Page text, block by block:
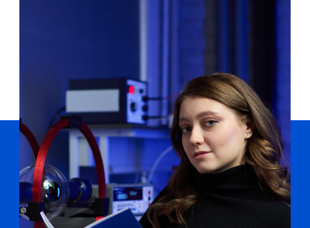
— К нам на факультет поступают очень
одаренные абитуриенты, проходной балл
обычно — около 300 и больше, —
отмечаетМихаил Мухин . — Многие из
них — олимпиадники, которые уже
проявили себя и понимают, что им
интересно: спортивное
программирование, математика или
машинное обучение. Ребята
целенаправленно выбирают наш
факультет, потому что знают: тут классное
образование и много индустриальных